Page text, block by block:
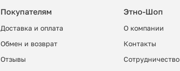
Покупателям
Доставка и оплата
Обмен и возврат
Отзывы
Этно-Шоп
О компании
Контакты
Сотрудничество